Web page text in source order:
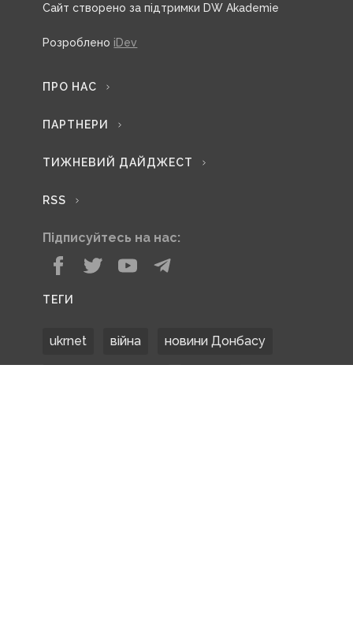
Сайт створено за підтримки DW Akademie
Розроблено iDev
ПРО НАС
ПАРТНЕРИ
ТИЖНЕВИЙ ДАЙДЖЕСТ
RSS
Підписуйтесь на нас:
ТЕГИ
ukrnet війна новини Донбасу